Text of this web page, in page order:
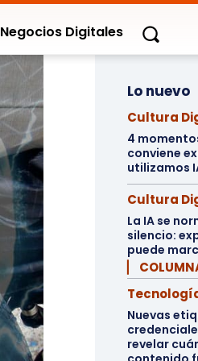
Negocios Digitales
Lo nuevo
Cultura
4
conviene
utilizamos
Cultura
La IA se
silencio:
puede
▏
Nuevas
revelar